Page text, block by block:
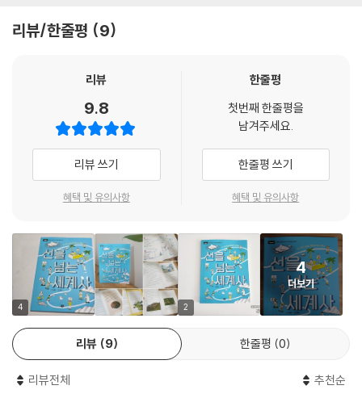
장벽은 서로의 차이를 받아들이지 못할 때 만들어져요. 독일 나치가 유대
를린 장벽이 무너진 것처럼 장벽은 영원하지 않아요. 장벽 안 사람들이 뜻
을 모으고 힘을 합치면 어떠한 장벽도 무너뜨릴 수 있어요. 세계를 장벽 이
과 저으로 나눠서 멀어지게 만드는 시도를 세계 시민들이 막아야 해요.
--- p.130
지며 분열이 일어났죠. 정치적 혼란은 내전을 일으켰고 많은 사상자를 냈
인류에게 영향을 미쳐요. 러시아-우크라이나 전쟁으로 발생한 전 세계적
인 물가 상승이 대표적인 예이죠. 〈선을 넘는 세계사〉는 국경이 만들어진
역사부터 오늘날 국경 지대에서 벌어지는 각종 분쟁까지 시간순으로 훑어
보며 현대 세계사를 이해하는 넓은 시야를 갖게 해 줘요. 러시아-우크라이
나 전쟁, 이스라엘-팔레스타인 분쟁처럼 현재 진행 중인 국제 분쟁도 함께
더 나아가 국경을 뛰어넘는 국제 사회의 연대를 강조하며 세계 평화를 위
해 인류가 가야 하는 방향에 관해 생각해 볼 수 있어요.
리뷰/한줄평 9
리뷰
9.8
리뷰 쓰기
혜택 및 유의사항
한줄평
첫번째 한줄평을
남겨주세요.
한줄평 쓰기
혜택 및 유의사항
4 2
4
더보기
리뷰 9 한줄평 0
리뷰전체 추천순